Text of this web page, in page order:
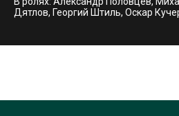
Дятлов, Георгий Штиль, Оскар